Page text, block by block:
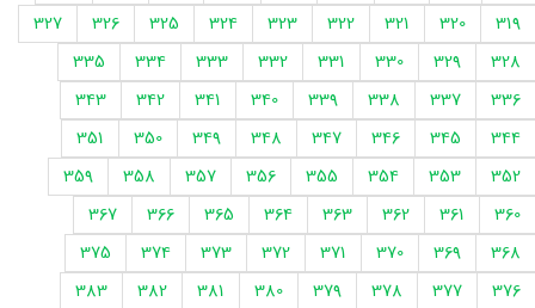
319
320
321
322
323
324
325
326
327
328
329
330
331
332
333
334
335
336
337
338
339
340
341
342
343
344
345
346
347
348
349
350
351
352
353
354
355
356
357
358
359
360
361
362
363
364
365
366
367
368
369
370
371
372
373
374
375
376
377
378
379
380
381
382
383